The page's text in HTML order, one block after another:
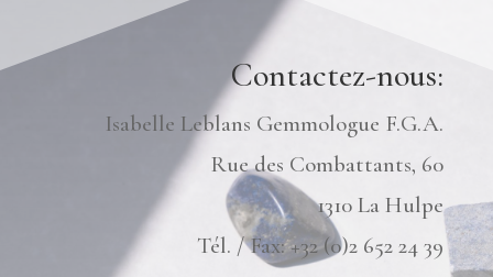
Contactez-nous:
Isabelle Leblans Gemmologue F.G.A.
Rue des Combattants, 60
1310 La Hulpe
Tél. / Fax: +32 (0)2 652 24 39